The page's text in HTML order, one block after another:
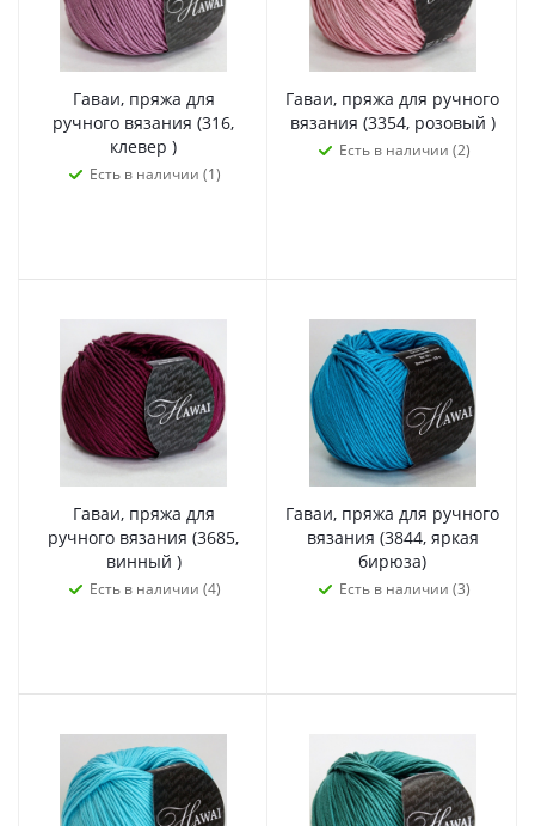
Гаваи, пряжа для
ручного вязания (316,
клевер )
Есть в наличии (1)
Гаваи, пряжа для ручного
вязания (3354, розовый )
Есть в наличии (2)
Гаваи, пряжа для
ручного вязания (3685,
винный )
Есть в наличии (4)
Гаваи, пряжа для ручного
вязания (3844, яркая
бирюза)
Есть в наличии (3)